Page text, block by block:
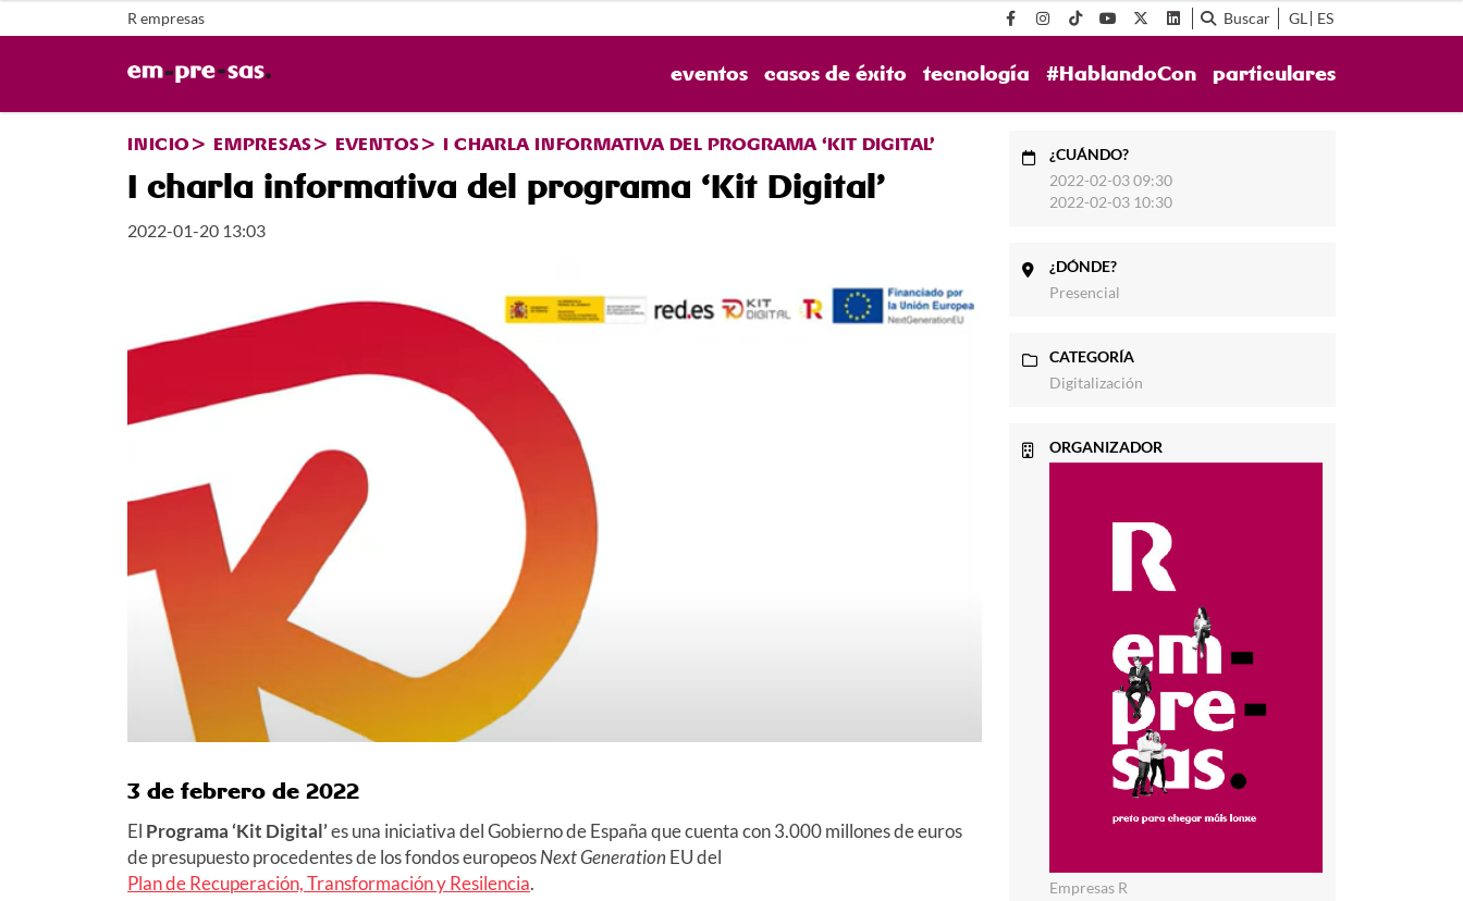
R empresas Buscar GL ES
eventos casos de éxito tecnología #HablandoCon particulares
INICIO EMPRESAS EVENTOS I CHARLA INFORMATIVA DEL PROGRAMA ‘KIT DIGITAL’
I charla informativa del programa ‘Kit Digital’
2022-01-20 13:03
3 de febrero de 2022
El Programa ‘Kit Digital’es una iniciativa del Gobierno de España que cuenta con 3.000 millones de euros
de presupuesto procedentes de los fondos europeosNext Generation EU del
Plan de Recuperación, Transformación y Resilencia.
¿CUÁNDO?
2022-02-03 09:30
2022-02-03 10:30
¿DÓNDE?
Presencial
CATEGORÍA
Digitalización
ORGANIZADOR
Empresas R